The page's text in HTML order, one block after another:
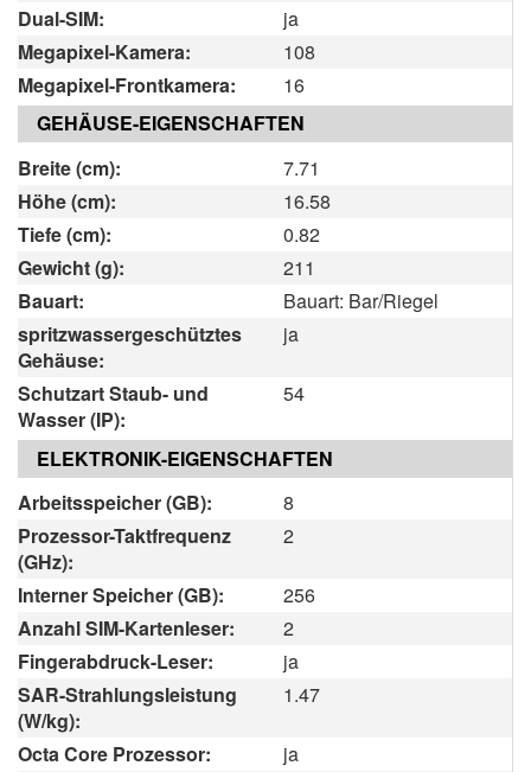
Dual-SIM:
ja
Megapixel-Kamera:
108
Megapixel-Frontkamera:
16
GEHÄUSE-EIGENSCHAFTEN
Breite (cm):
7.71
Höhe (cm):
16.58
Tiefe (cm):
0.82
Gewicht (g):
211
Bauart:
Bauart: Bar/Riegel
spritzwassergeschütztes
Gehäuse:
ja
Schutzart Staub- und
Wasser (IP):
54
ELEKTRONIK-EIGENSCHAFTEN
Arbeitsspeicher (GB):
8
Prozessor-Taktfrequenz
(GHz):
2
Interner Speicher (GB):
256
Anzahl SIM-Kartenleser:
2
Fingerabdruck-Leser:
ja
SAR-Strahlungsleistung
(W/kg):
1.47
Octa Core Prozessor:
ja